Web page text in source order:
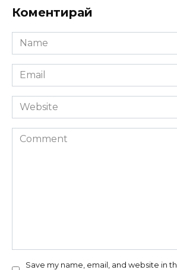
Коментирай
Name
*
Email
*
Website
Comment
Save my name, email, and website in